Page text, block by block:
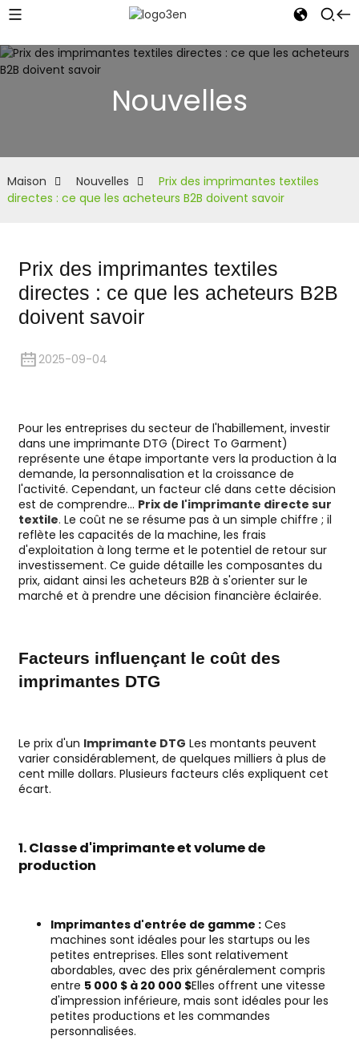
Nouvelles
Maison Nouvelles
Prix ​​des imprimantes textiles
directes : ce que les acheteurs B2B doivent savoir
Prix ​​des imprimantes textiles
directes : ce que les acheteurs B2B
doivent savoir
2025-09-04
Pour les entreprises du secteur de l'habillement, investir
dans une imprimante DTG (Direct To Garment)
représente une étape importante vers la production à la
demande, la personnalisation et la croissance de
l'activité. Cependant, un facteur clé dans cette décision
est de comprendre… Prix ​​de l'imprimante directe sur
textile. Le coût ne se résume pas à un simple chiffre ; il
reflète les capacités de la machine, les frais
d'exploitation à long terme et le potentiel de retour sur
investissement. Ce guide détaille les composantes du
prix, aidant ainsi les acheteurs B2B à s'orienter sur le
marché et à prendre une décision financière éclairée.
Facteurs influençant le coût des
imprimantes DTG
Le prix d'un Imprimante DTG Les montants peuvent
varier considérablement, de quelques milliers à plus de
cent mille dollars. Plusieurs facteurs clés expliquent cet
écart.
1. Classe d'imprimante et volume de
production
Imprimantes d'entrée de gamme :Ces
machines sont idéales pour les startups ou les
petites entreprises. Elles sont relativement
abordables, avec des prix généralement compris
entre 5 000 $ à 20 000 $Elles offrent une vitesse
d'impression inférieure, mais sont idéales pour les
petites productions et les commandes
personnalisées.